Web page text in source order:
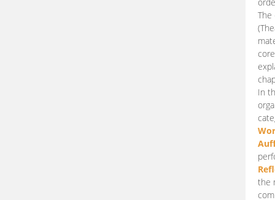
In
the